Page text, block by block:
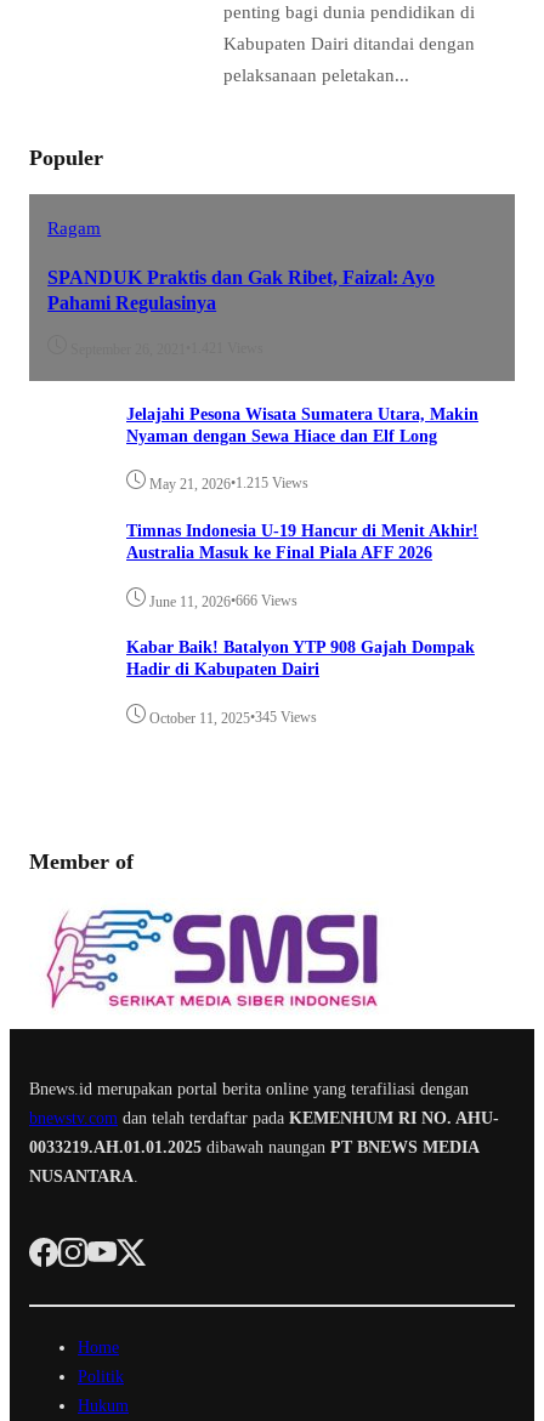
penting bagi dunia pendidikan di
Kabupaten Dairi ditandai dengan
pelaksanaan peletakan...
Populer
Ragam
SPANDUK Praktis dan Gak Ribet, Faizal: Ayo
Pahami Regulasinya
Jelajahi Pesona Wisata Sumatera Utara, Makin
Nyaman dengan Sewa Hiace dan Elf Long
May 21, 2026•1.215 Views
Timnas Indonesia U-19 Hancur di Menit Akhir!
Australia Masuk ke Final Piala AFF 2026
June 11, 2026•666 Views
Kabar Baik! Batalyon YTP 908 Gajah Dompak
Hadir di Kabupaten Dairi
October 11, 2025•345 Views
Member of
Bnews.id merupakan portal berita online yang terafiliasi dengan
bnewstv.com dan telah terdaftar pada KEMENHUM RI NO. AHU-
0033219.AH.01.01.2025 dibawah naungan PT BNEWS MEDIA
NUSANTARA
Home
Politik
Hukum